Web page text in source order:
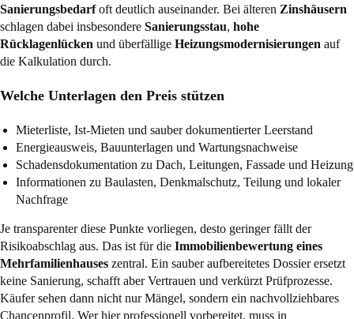
Sanierungsbedarfoft deutlich auseinander. Bei älteren Zinshäusern
schlagen dabei insbesondere Sanierungsstau, hohe
Rücklagenlücken und überfällige Heizungsmodernisierungen auf
die Kalkulation durch.
Welche Unterlagen den Preis stützen
Mieterliste, Ist-Mieten und sauber dokumentierter Leerstand
Energieausweis, Bauunterlagen und Wartungsnachweise
Schadensdokumentation zu Dach, Leitungen, Fassade und Heizung
Informationen zu Baulasten, Denkmalschutz, Teilung und lokaler
Nachfrage
Je transparenter diese Punkte vorliegen, desto geringer fällt der
Risikoabschlag aus. Das ist für die Immobilienbewertung eines
Mehrfamilienhauses zentral. Ein sauber aufbereitetes Dossier ersetzt
keine Sanierung, schafft aber Vertrauen und verkürzt Prüfprozesse.
Käufer sehen dann nicht nur Mängel, sondern ein nachvollziehbares
Chancenprofil. Wer hier professionell vorbereitet, muss in